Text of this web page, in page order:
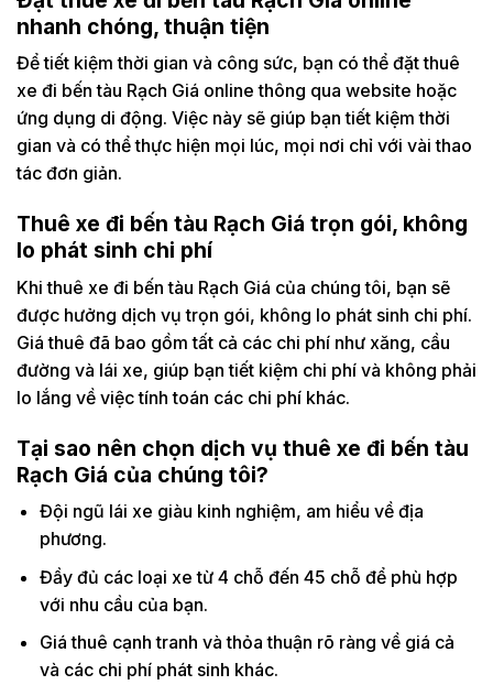
nhanh chóng, thuận tiện
Để tiết kiệm thời gian và công sức, bạn có thể đặt thuê
xe đi bến tàu Rạch Giá online thông qua website hoặc
ứng dụng di động. Việc này sẽ giúp bạn tiết kiệm thời
gian và có thể thực hiện mọi lúc, mọi nơi chỉ với vài thao
tác đơn giản.
Thuê xe đi bến tàu Rạch Giá trọn gói, không
lo phát sinh chi phí
Khi thuê xe đi bến tàu Rạch Giá của chúng tôi, bạn sẽ
được hưởng dịch vụ trọn gói, không lo phát sinh chi phí.
Giá thuê đã bao gồm tất cả các chi phí như xăng, cầu
đường và lái xe, giúp bạn tiết kiệm chi phí và không phải
lo lắng về việc tính toán các chi phí khác.
Tại sao nên chọn dịch vụ thuê xe đi bến tàu
Rạch Giá của chúng tôi?
Đội ngũ lái xe giàu kinh nghiệm, am hiểu về địa
phương.
Đầy đủ các loại xe từ 4 chỗ đến 45 chỗ để phù hợp
với nhu cầu của bạn.
Giá thuê cạnh tranh và thỏa thuận rõ ràng về giá cả
và các chi phí phát sinh khác.